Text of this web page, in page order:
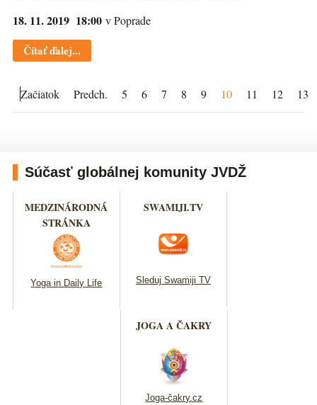
18. 11. 2019 18:00 v Poprade
Čítať ďalej...
Začiatok Predch. 5 6 7 8 9 10 11 12 13
Súčasť globálnej komunity JVDŽ
MEDZINÁRODNÁ
STRÁNKA
Yoga in Daily Life
SWAMIJI.TV
Sleduj Swamiji TV
JOGA A ČAKRY
Joga-čakry.cz